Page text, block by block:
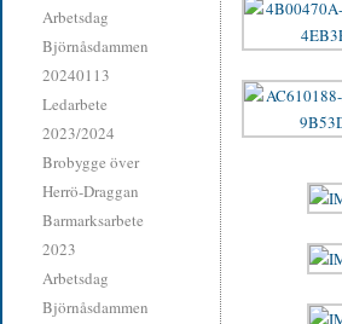
Arbetsdag
Björnåsdammen
20240113
Ledarbete
2023/2024
Brobygge över
Herrö-Draggan
Barmarksarbete
2023
Arbetsdag
Björnåsdammen